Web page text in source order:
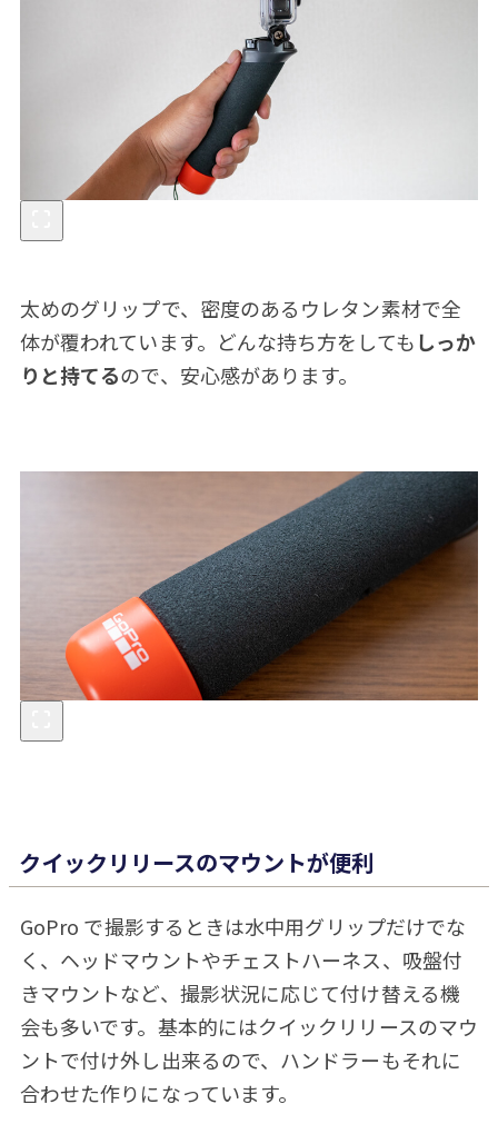
太めのグリップで、密度のあるウレタン素材で全
体が覆われています。どんな持ち方をしてもしっか
りと持てるので、安心感があります。
クイックリリースのマウントが便利
GoPro で撮影するときは水中用グリップだけでな
く、ヘッドマウントやチェストハーネス、吸盤付
きマウントなど、撮影状況に応じて付け替える機
会も多いです。基本的にはクイックリリースのマウ
ントで付け外し出来るので、ハンドラーもそれに
合わせた作りになっています。